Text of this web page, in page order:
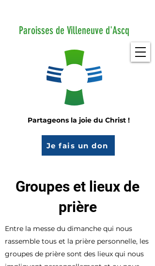
Paroisses de Villeneuve d'Ascq
Partageons la joie du Christ !
Je fais un don
Groupes et lieux de
prière
Entre la messe du dimanche qui nous
rassemble tous et la prière personnelle, les
groupes de prière sont des lieux qui nous